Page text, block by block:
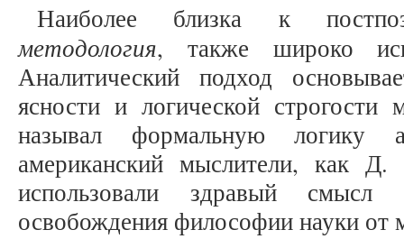
Наиболее близка к
методология, также широко
Аналитический подход
ясности и логической
называл формальную логику
американский мыслители, как
использовали здравый
освобождения философии науки от